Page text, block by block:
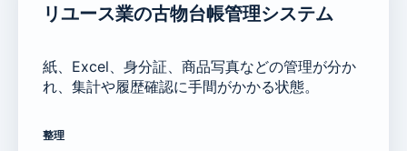
リユース業の古物台帳管理システム
紙、Excel、身分証、商品写真などの管理が分か
れ、集計や履歴確認に手間がかかる状態。
整理